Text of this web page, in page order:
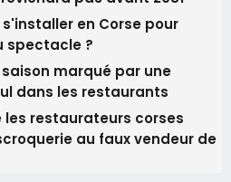
de CNI et recevez par
et une sélection de